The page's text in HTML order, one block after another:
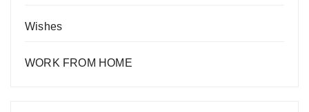
Wishes
WORK FROM HOME